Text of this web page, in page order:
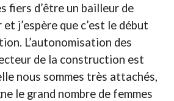
fiers d’être un bailleur de
j’espère que c’est le début
L’autonomisation des
de la construction est
nous sommes très attachés,
le grand nombre de femmes